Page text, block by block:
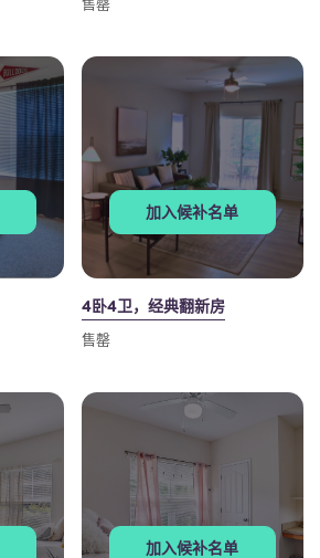
售罄
加入候补名单
4卧4卫，经典翻新房
售罄
加入候补名单